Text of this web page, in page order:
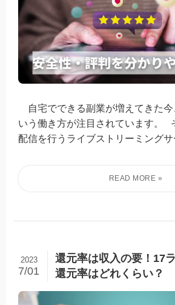
自宅でできる副業が増えてきた今
いう働き方が注目されています。
配信を行うライブストリーミング
還元率は収入の要！17
還元率はどれくらい？
2023
7/01